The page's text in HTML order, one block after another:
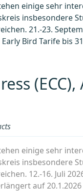
einige sehr
insbesondere
21.-23.
Bird Tarife bis
einige sehr
insbesondere
12.-16. Juli
auf